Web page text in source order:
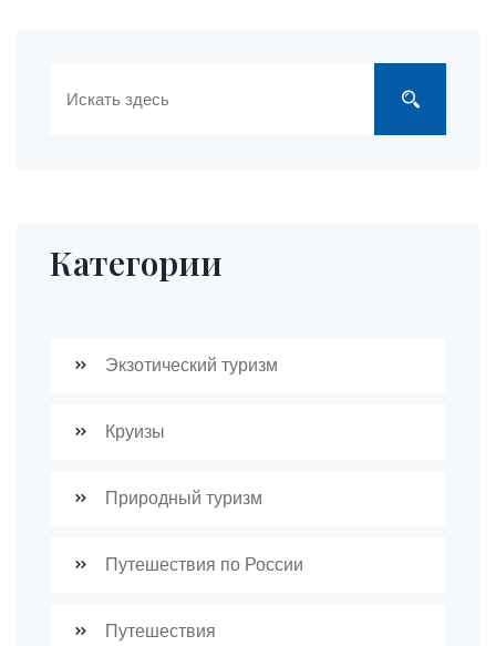
Категории
Экзотический туризм
Круизы
Природный туризм
Путешествия по России
Путешествия